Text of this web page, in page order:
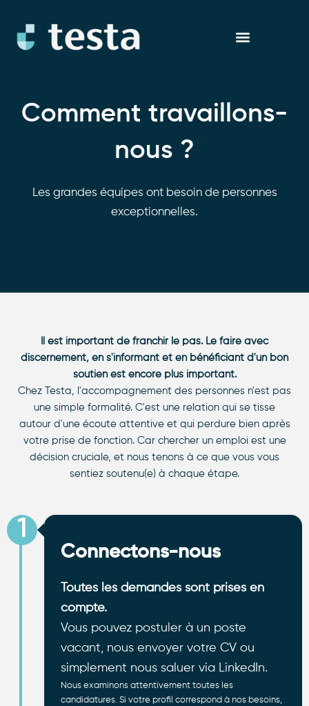
contenu
Comment travaillons-
nous ?
Les grandes équipes ont besoin de personnes
exceptionnelles.
Il est important de franchir le pas. Le faire avec
discernement, en s'informant et en bénéficiant d'un bon
soutien est encore plus important.
Chez Testa, l'accompagnement des personnes n'est pas
une simple formalité. C'est une relation qui se tisse
autour d'une écoute attentive et qui perdure bien après
votre prise de fonction. Car chercher un emploi est une
décision cruciale, et nous tenons à ce que vous vous
sentiez soutenu(e) à chaque étape.
1
Connectons-nous
Toutes les demandes sont prises en
compte.
Vous pouvez postuler à un poste
vacant, nous envoyer votre CV ou
simplement nous saluer via LinkedIn.
Nous examinons attentivement toutes les
candidatures. Si votre profil correspond à nos besoins,